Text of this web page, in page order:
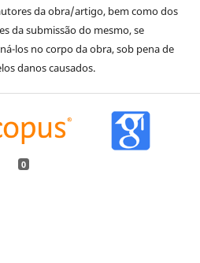
da obra/artigo, bem como dos
da submissão do mesmo, se
los no corpo da obra, sob pena de
danos causados.
0